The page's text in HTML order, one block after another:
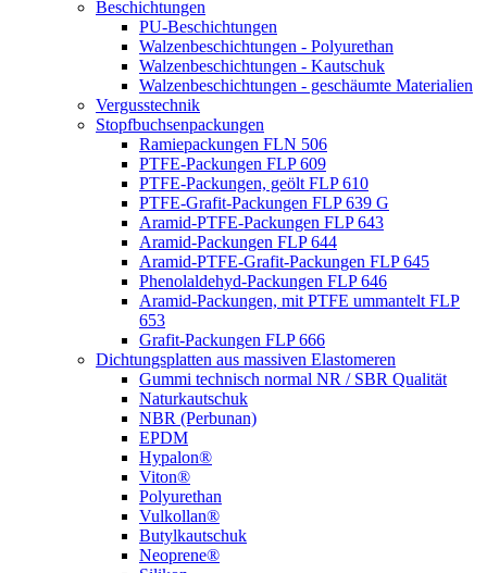
Beschichtungen
PU-Beschichtungen
Walzenbeschichtungen - Polyurethan
Walzenbeschichtungen - Kautschuk
Walzenbeschichtungen - geschäumte Materialien
Vergusstechnik
Stopfbuchsenpackungen
Ramiepackungen FLN 506
PTFE-Packungen FLP 609
PTFE-Packungen, geölt FLP 610
PTFE-Grafit-Packungen FLP 639 G
Aramid-PTFE-Packungen FLP 643
Aramid-Packungen FLP 644
Aramid-PTFE-Grafit-Packungen FLP 645
Phenolaldehyd-Packungen FLP 646
Aramid-Packungen, mit PTFE ummantelt FLP
653
Grafit-Packungen FLP 666
Dichtungsplatten aus massiven Elastomeren
Gummi technisch normal NR / SBR Qualität
Naturkautschuk
NBR (Perbunan)
EPDM
Hypalon®
Viton®
Polyurethan
Vulkollan®
Butylkautschuk
Neoprene®